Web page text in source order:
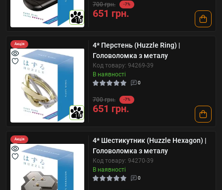
10
700 грн. -7%
651 грн.
Акція
10
4* Перстень (Huzzle Ring) |
Головоломка з металу
Код товару: 94269-39
В наявності
0
700 грн. -7%
651 грн.
Акція
4* Шестикутник (Huzzle Hexagon) |
Головоломка з металу
Код товару: 94270-39
В наявності
0